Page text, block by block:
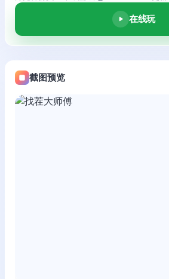
在线玩
截图预览